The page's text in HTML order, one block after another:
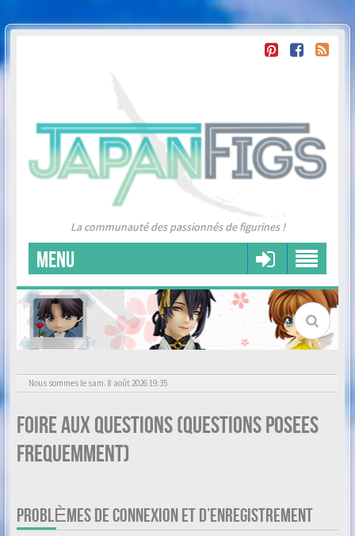
La communauté des passionnés de figurines !
MENU
Nous sommes le sam. 8 août 2026 19:35
Foire aux questions (Questions posees
frequemment)
PROBLÈMES DE CONNEXION ET D’ENREGISTREMENT